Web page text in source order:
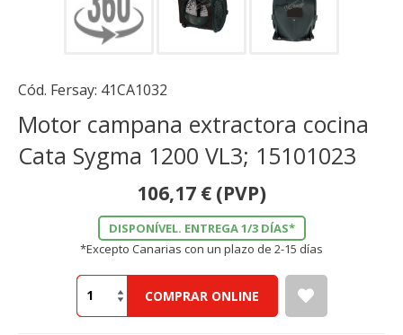
Cód. Fersay: 41CA1032
Motor campana extractora cocina
Cata Sygma 1200 VL3; 15101023
106,17 € (PVP)
DISPONÍVEL. ENTREGA 1/3 DÍAS*
*Excepto Canarias con un plazo de 2-15 días
COMPRAR ONLINE